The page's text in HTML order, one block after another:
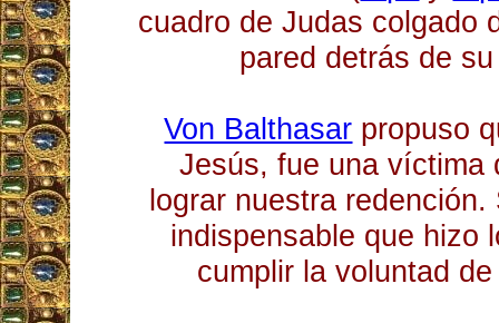
cuadro de Judas colgado
pared detrás de
Von Balthasar propuso
Jesús, fue una víctima
lograr nuestra
indispensable que hizo
cumplir la voluntad